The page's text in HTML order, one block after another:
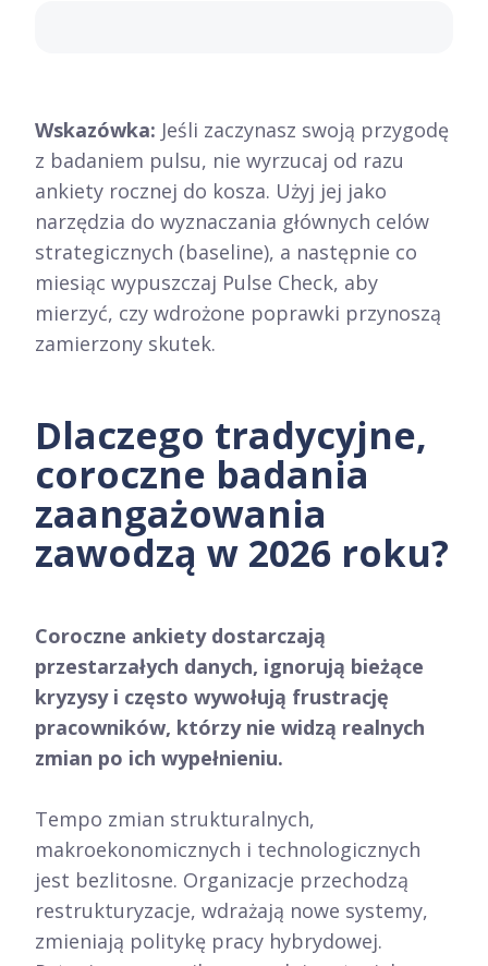
Wskazówka: Jeśli zaczynasz swoją przygodę
z badaniem pulsu, nie wyrzucaj od razu
ankiety rocznej do kosza. Użyj jej jako
narzędzia do wyznaczania głównych celów
strategicznych (baseline), a następnie co
miesiąc wypuszczaj Pulse Check, aby
mierzyć, czy wdrożone poprawki przynoszą
zamierzony skutek.
Dlaczego tradycyjne,
coroczne badania
zaangażowania
zawodzą w 2026 roku?
Coroczne ankiety dostarczają
przestarzałych danych, ignorują bieżące
kryzysy i często wywołują frustrację
pracowników, którzy nie widzą realnych
zmian po ich wypełnieniu.
Tempo zmian strukturalnych,
makroekonomicznych i technologicznych
jest bezlitosne. Organizacje przechodzą
restrukturyzacje, wdrażają nowe systemy,
zmieniają politykę pracy hybrydowej.